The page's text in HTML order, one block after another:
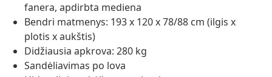
fanera, apdirbta mediena
Bendri matmenys: 193 x 120 x 78/88 cm (ilgis x
plotis x aukštis)
Didžiausia apkrova: 280 kg
Sandėliavimas po lova